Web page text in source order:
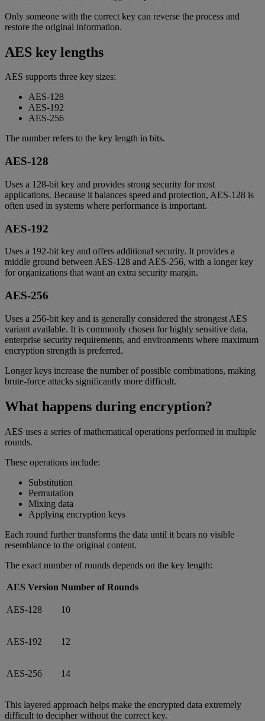
Only someone with the correct key can reverse the process and
restore the original information.
AES key lengths
AES supports three key sizes:
AES-128
AES-192
AES-256
The number refers to the key length in bits.
AES-128
Uses a 128-bit key and provides strong security for most
applications. Because it balances speed and protection, AES-128 is
often used in systems where performance is important.
AES-192
Uses a 192-bit key and offers additional security. It provides a
middle ground between AES-128 and AES-256, with a longer key
for organizations that want an extra security margin.
AES-256
Uses a 256-bit key and is generally considered the strongest AES
variant available. It is commonly chosen for highly sensitive data,
enterprise security requirements, and environments where maximum
encryption strength is preferred.
Longer keys increase the number of possible combinations, making
brute-force attacks significantly more difficult.
What happens during encryption?
AES uses a series of mathematical operations performed in multiple
rounds.
These operations include:
Substitution
Permutation
Mixing data
Applying encryption keys
Each round further transforms the data until it bears no visible
resemblance to the original content.
The exact number of rounds depends on the key length:
AES Version Number of Rounds
AES-128 10
AES-192 12
AES-256 14
This layered approach helps make the encrypted data extremely
difficult to decipher without the correct key.